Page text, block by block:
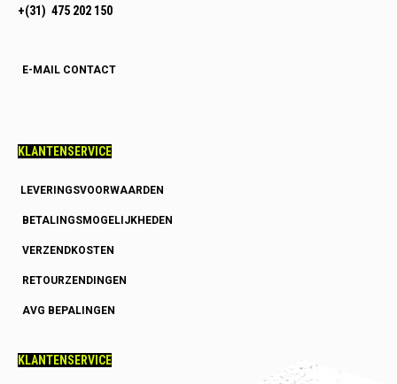
+(31) 475 202 150
E-MAIL CONTACT
KLANTENSERVICE
LEVERINGSVOORWAARDEN
BETALINGSMOGELIJKHEDEN
VERZENDKOSTEN
RETOURZENDINGEN
AVG BEPALINGEN
KLANTENSERVICE